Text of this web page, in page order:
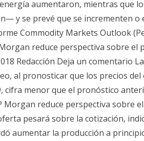
aumentaron, mientras que
y se prevé que se incrementen o
Commodity Markets Outlook
reduce perspectiva sobre el
Redacción Deja un comentario
al pronosticar que los precios
cifra menor que el pronóstico
Morgan reduce perspectiva sobre
pesará sobre la cotización,
aumentar la producción a